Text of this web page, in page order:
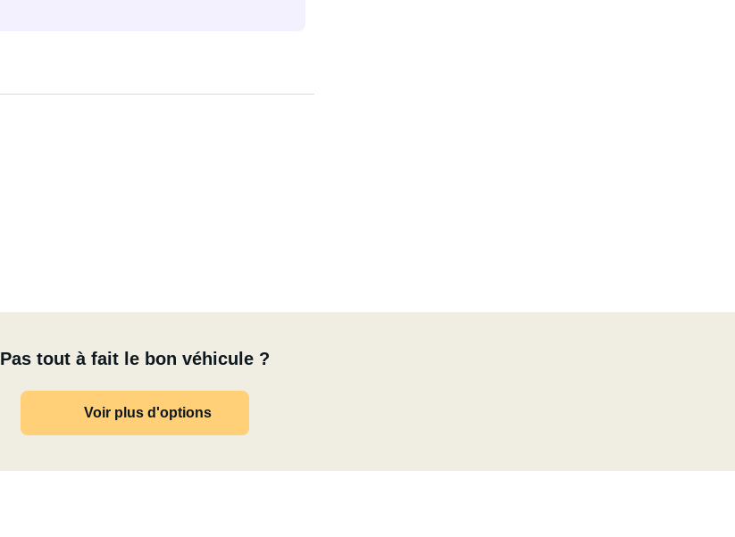
Pas tout à fait le bon véhicule ?
Voir plus d'options